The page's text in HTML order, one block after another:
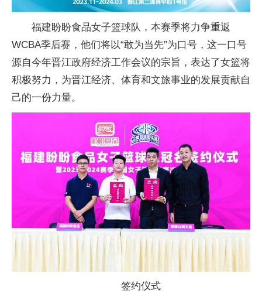
福建盼盼食品女子篮球队，本赛季将力争重返
WCBA季后赛，他们将以“敢为当先”为口号，这一口号
源自今年晋江政府经济工作会议的宗旨，表达了女篮将
积极努力，为晋江经济、体育和文旅事业的发展贡献自
己的一份力量。
签约仪式